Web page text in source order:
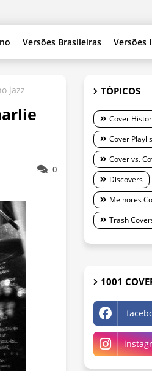
Versões Brasileiras Versões
jazz
0
TÓPICOS
Cover
Cover
Cover vs.
Discovers
Melhores
Trash
1001